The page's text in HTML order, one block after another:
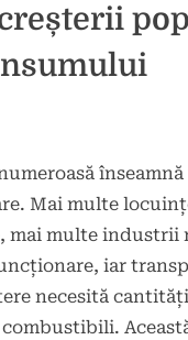
Mai multe
mai multe industrii
iar
necesită cantități